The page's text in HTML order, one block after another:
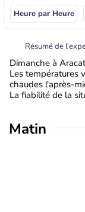
Heure par Heure
Résumé de
Dimanche à
Les températures
chaudes l'après-
La fiabilité de la
Matin